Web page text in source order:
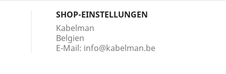
SHOP-EINSTELLUNGEN
Kabelman
Belgien
E-Mail: info@kabelman.be